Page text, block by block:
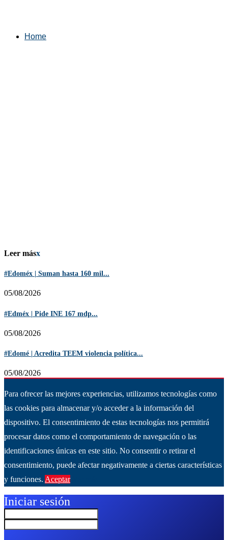
Home
Leer másx
#Edoméx | Suman hasta 160 mil...
05/08/2026
#Edméx | Pide INE 167 mdp...
05/08/2026
#Edomé | Acredita TEEM violencia política...
05/08/2026
Para ofrecer las mejores experiencias, utilizamos tecnologías como
las cookies para almacenar y/o acceder a la información del
dispositivo. El consentimiento de estas tecnologías nos permitirá
procesar datos como el comportamiento de navegación o las
identificaciones únicas en este sitio. No consentir o retirar el
consentimiento, puede afectar negativamente a ciertas características
y funciones. Aceptar
Iniciar sesión